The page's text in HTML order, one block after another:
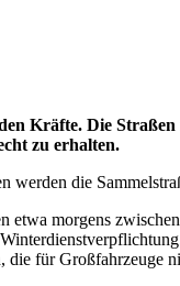
Kräfte. Die
zu erhalten.
die
etwa morgens
die für Großfahrzeuge